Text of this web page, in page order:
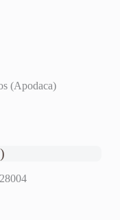
(Apodaca)